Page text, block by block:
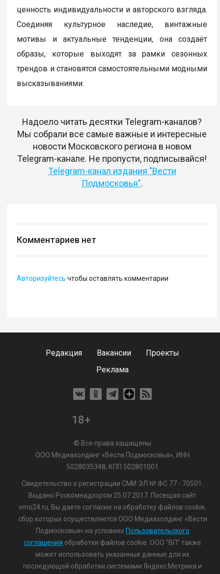
ценность индивидуальности и авторского взгляда.
Соединяя культурное наследие, винтажные
мотивы и актуальные тенденции, она создаёт
образы, которые выходят за рамки сезонных
трендов и становятся самостоятельными модными
высказываниями.
Надоело читать десятки Telegram-каналов?
Мы собрали все самые важные и интересные
новости Московского региона в новом
Telegram-канале. Не пропусти, подписывайся!
Telegram-канал издания "Вести
Подмосковья".
Комментариев нет
Авторизуйтесь чтобы оставлять комментарии
Редакция Вакансии
Проекты
Реклама
18+
© Все права защищены
ООО Медиахолдинг «Вести Подмосковья», ИНН
5028035348; КПП 502801001
Свидетельство о регистрации СМИ ЭЛ № ФС 77 - 70501.
Выдано Роскомнадзором 25.07.2017. Посещая сайт
vmo24.ru, Вы даете согласие на обработку файлов cookie,
сбор которых осуществляется ООО Медиахолдинг «Вести
Подмосковья» на условиях Пользовательского
соглашения обработки файлов cookie. ООО "ВП" также
может использовать указанные данные для их
последующей обработки системами Яндекс.Метрика и